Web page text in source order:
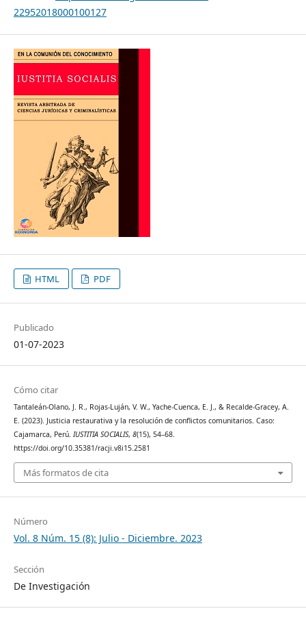
22952018000100127
HTML PDF
Publicado
01-07-2023
Cómo citar
Tantaleán-Olano, J. R., Rojas-Luján, V. W., Yache-Cuenca, E. J., & Recalde-Gracey, A.
E. (2023). Justicia restaurativa y la resolución de conflictos comunitarios. Caso:
Cajamarca, Perú. IUSTITIA SOCIALIS, 8(15), 54–68.
https://doi.org/10.35381/racji.v8i15.2581
Más formatos de cita
Número
Vol. 8 Núm. 15 (8): Julio - Diciembre. 2023
Sección
De Investigación